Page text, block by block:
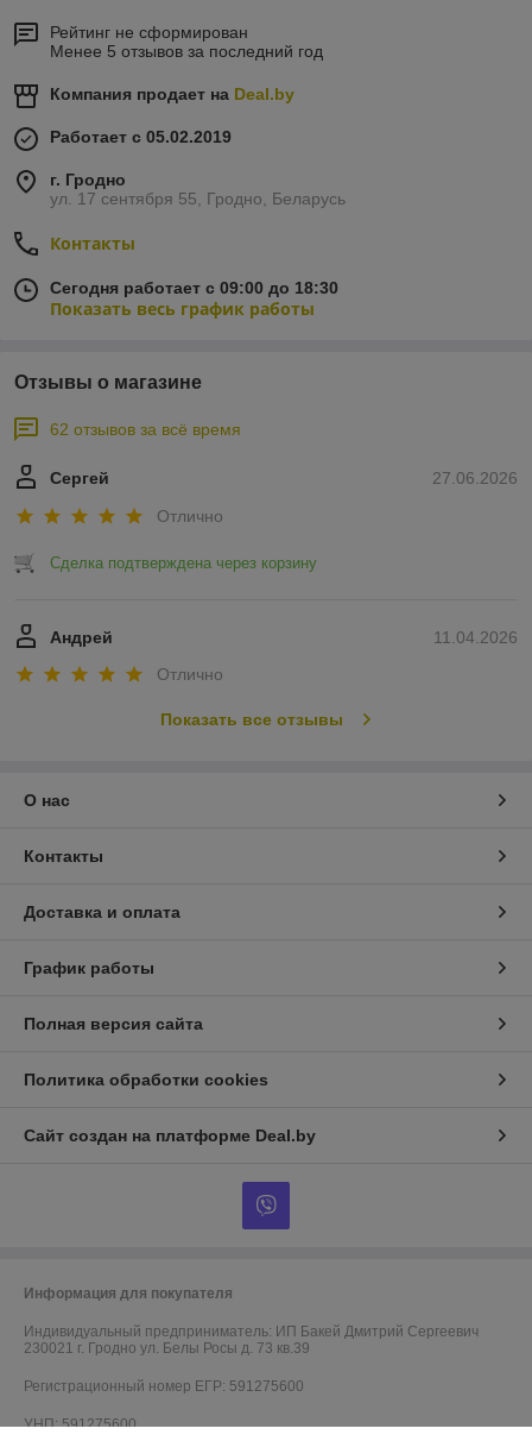
Рейтинг не сформирован
Менее 5 отзывов за последний год
Компания продает на Deal.by
Работает с 05.02.2019
г. Гродно
ул. 17 сентября 55, Гродно, Беларусь
Контакты
Сегодня работает с 09:00 до 18:30
Показать весь график работы
Отзывы о магазине
62 отзывов за всё время
27.06.2026
Сергей
Отлично
Сделка подтверждена через корзину
11.04.2026
Андрей
Отлично
Показать все отзывы
О нас
Контакты
Доставка и оплата
График работы
Полная версия сайта
Политика обработки cookies
Сайт создан на платформе Deal.by
Информация для покупателя
Индивидуальный предприниматель: ИП Бакей Дмитрий Сергеевич
230021 г. Гродно ул. Белы Росы д. 73 кв.39
Регистрационный номер ЕГР: 591275600
УНП: 591275600